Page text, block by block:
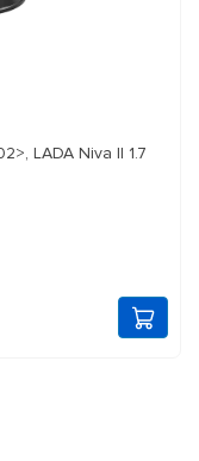
LADA Niva II 1.7